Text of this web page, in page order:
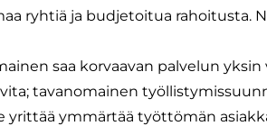
ryhtiä ja budjetoitua rahoitusta.
saa korvaavan palvelun
tavanomainen
yrittää ymmärtää työttömän